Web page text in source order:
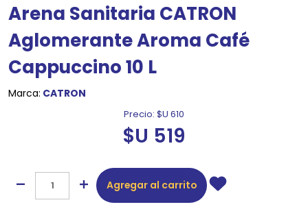
Arena Sanitaria CATRON
Aglomerante Aroma Café
Cappuccino 10 L
Marca: CATRON
Precio: $U 610
$U 519
Agregar al carrito